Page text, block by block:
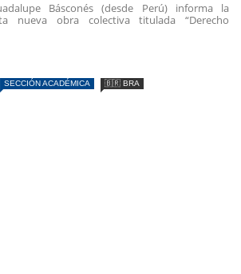
Básconés (desde Perú) informa la
nueva obra colectiva titulada “Derecho
SECCIÓN ACADÉMICA 🇧🇷 BRA